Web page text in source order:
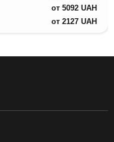
от 5092 UAH
от 2127 UAH